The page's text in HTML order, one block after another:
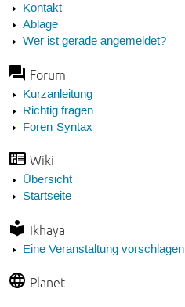
Kontakt
Ablage
Wer ist gerade angemeldet?
Forum
Kurzanleitung
Richtig fragen
Foren-Syntax
Wiki
Übersicht
Startseite
Ikhaya
Eine Veranstaltung vorschlagen
Planet